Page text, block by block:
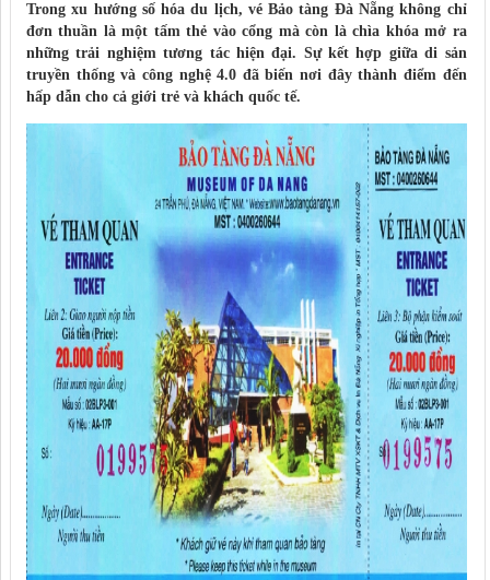
Trong xu hướng số hóa du lịch, vé Bảo tàng Đà Nẵng không chỉ
đơn thuần là một tấm thẻ vào cổng mà còn là chìa khóa mở ra
những trải nghiệm tương tác hiện đại. Sự kết hợp giữa di sản
truyền thống và công nghệ 4.0 đã biến nơi đây thành điểm đến
hấp dẫn cho cả giới trẻ và khách quốc tế.